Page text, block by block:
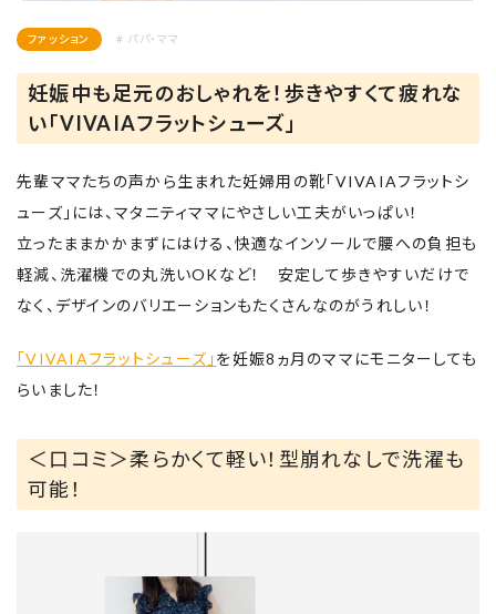
ファッション # パパ・ママ
妊娠中も足元のおしゃれを！歩きやすくて疲れな
い「VIVAIAフラットシューズ」
先輩ママたちの声から生まれた妊婦用の靴「VIVAIAフラットシ
ューズ」には、マタニティママにやさしい工夫がいっぱい！
立ったままかかまずにはける、快適なインソールで腰への負担も
軽減、洗濯機での丸洗いOKなど！ 安定して歩きやすいだけで
なく、デザインのバリエーションもたくさんなのがうれしい！
「VIVAIAフラットシューズ」 を妊娠8ヵ月のママにモニターしても
らいました！
＜口コミ＞柔らかくて軽い！型崩れなしで洗濯も
可能！